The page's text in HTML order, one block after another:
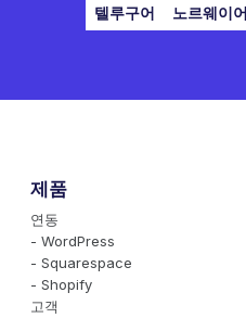
텔루구어
노르웨이어
제품
연동
- WordPress
- Squarespace
- Shopify
고객